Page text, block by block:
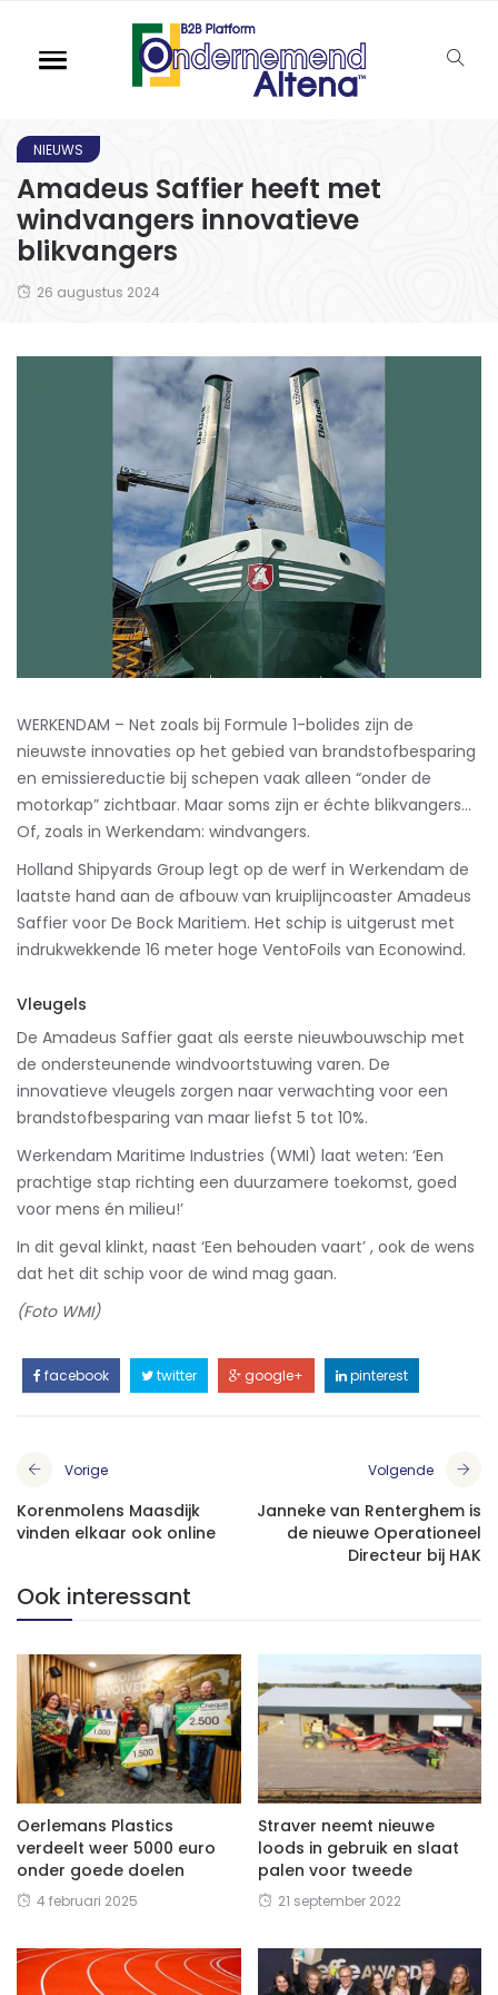
NIEUWS
Amadeus Saffier heeft met
windvangers innovatieve
blikvangers
26 augustus 2024
WERKENDAM – Net zoals bij Formule 1-bolides zijn de
nieuwste innovaties op het gebied van brandstofbesparing
en emissiereductie bij schepen vaak alleen “onder de
motorkap” zichtbaar. Maar soms zijn er échte blikvangers…
Of, zoals in Werkendam: windvangers.
Holland Shipyards Group legt op de werf in Werkendam de
laatste hand aan de afbouw van kruiplijncoaster Amadeus
Saffier voor De Bock Maritiem. Het schip is uitgerust met
indrukwekkende 16 meter hoge VentoFoils van Econowind.
Vleugels
De Amadeus Saffier gaat als eerste nieuwbouwschip met
de ondersteunende windvoortstuwing varen. De
innovatieve vleugels zorgen naar verwachting voor een
brandstofbesparing van maar liefst 5 tot 10%.
Werkendam Maritime Industries (WMI) laat weten: ‘Een
prachtige stap richting een duurzamere toekomst, goed
voor mens én milieu!’
In dit geval klinkt, naast ‘Een behouden vaart’ , ook de wens
dat het dit schip voor de wind mag gaan.
(Foto WMI)
facebook twitter google+ pinterest
Vorige
Korenmolens Maasdijk
vinden elkaar ook online
Volgende
Janneke van Renterghem is
de nieuwe Operationeel
Directeur bij HAK
Ook interessant
Oerlemans Plastics
verdeelt weer 5000 euro
onder goede doelen
4 februari 2025
Straver neemt nieuwe
loods in gebruik en slaat
palen voor tweede
21 september 2022